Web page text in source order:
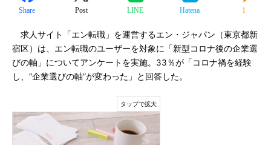
Share Post LINE Hatena 1
求人サイト「エン転職」を運営するエン・ジャパン（東京都新
宿区）は、エン転職のユーザーを対象に「新型コロナ後の企業選
びの軸」についてアンケートを実施。33％が「コロナ禍を経験
し、“企業選びの軸”が変わった」と回答した。